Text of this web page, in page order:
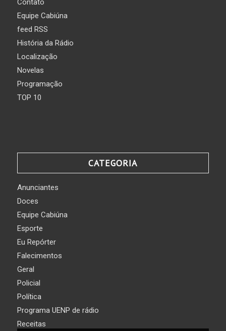
Contato
Equipe Cabiúna
feed RSS
História da Rádio
Localização
Novelas
Programação
TOP 10
CATEGORIA
Anunciantes
Doces
Equipe Cabiúna
Esporte
Eu Repórter
Falecimentos
Geral
Policial
Política
Programa UENP de rádio
Receitas